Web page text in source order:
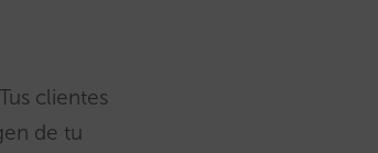
Tus clientes
de tu